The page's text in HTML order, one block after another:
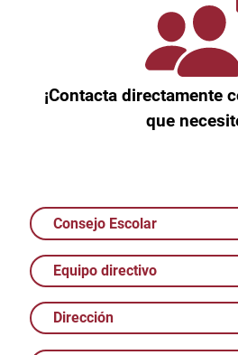
¡Contacta directamente
que
Consejo Escolar
Equipo directivo
Dirección